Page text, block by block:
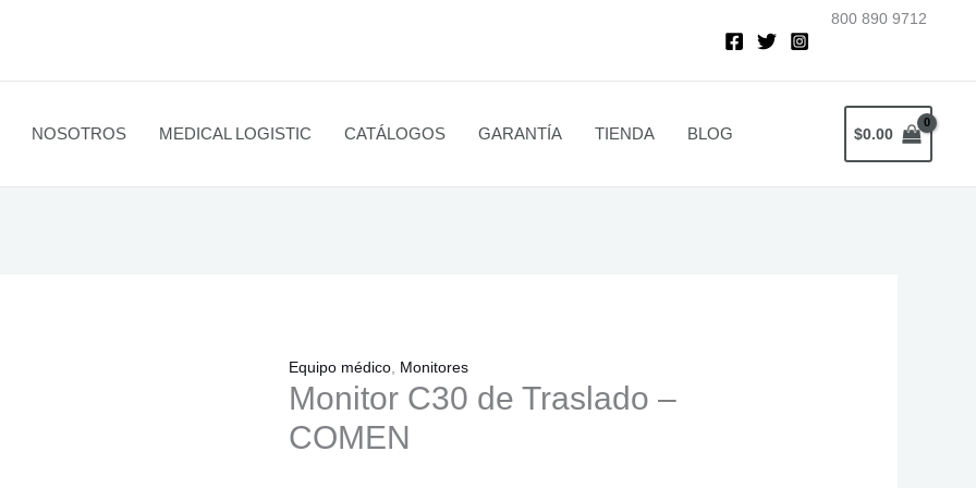
800 890 9712
NOSOTROS MEDICAL LOGISTIC CATÁLOGOS GARANTÍA TIENDA BLOG $0.00
Equipo médico, Monitores
Monitor C30 de Traslado –
COMEN